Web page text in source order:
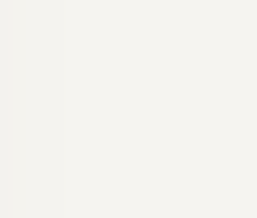
d'allumettes pour un sou Sept"